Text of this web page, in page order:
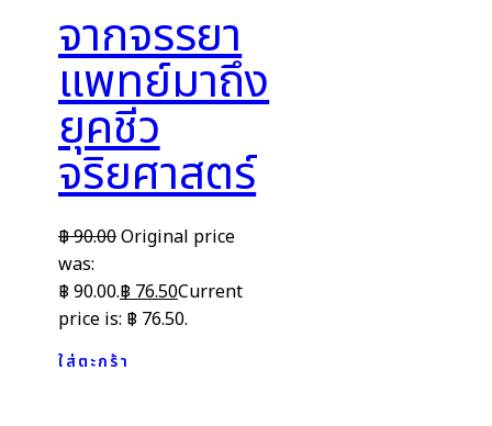
จากจรรยา
แพทย์มาถึง
ยุคชีว
จริยศาสตร์
฿90.00Original price
was:
฿ 90.00.฿76.50Current
price is: ฿ 76.50.
ใส่ตะกร้า